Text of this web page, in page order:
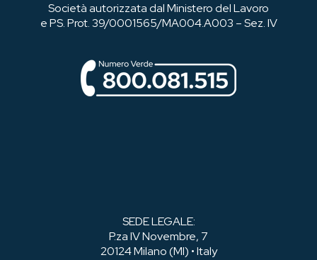
Società autorizzata dal Ministero del Lavoro
e PS. Prot. 39/0001565/MA004.A003 – Sez. IV
SEDE LEGALE:
P.za IV Novembre, 7
20124 Milano (MI) • Italy